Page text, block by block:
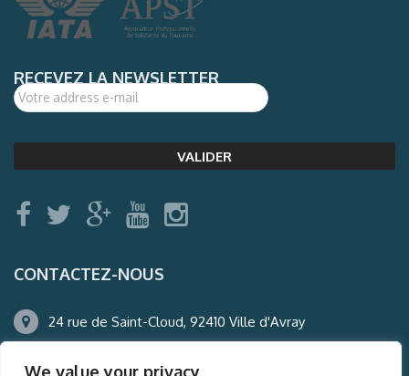
We value your privacy
RECEVEZ LA NEWSLETTER
CONTACTEZ-NOUS
24 rue de Saint-Cloud, 92410 Ville d'Avray